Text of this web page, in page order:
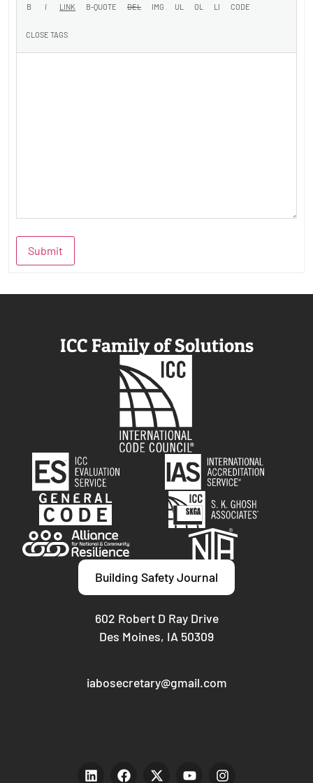
Submit
ICC Family of Solutions
Building Safety Journal
602 Robert D Ray Drive
Des Moines, IA 50309
iabosecretary@gmail.com